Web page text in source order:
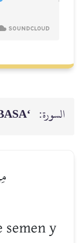
السورة: ‘ABASA
semen y